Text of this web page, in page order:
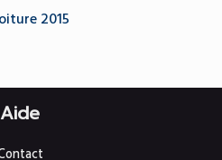
2015
Aide